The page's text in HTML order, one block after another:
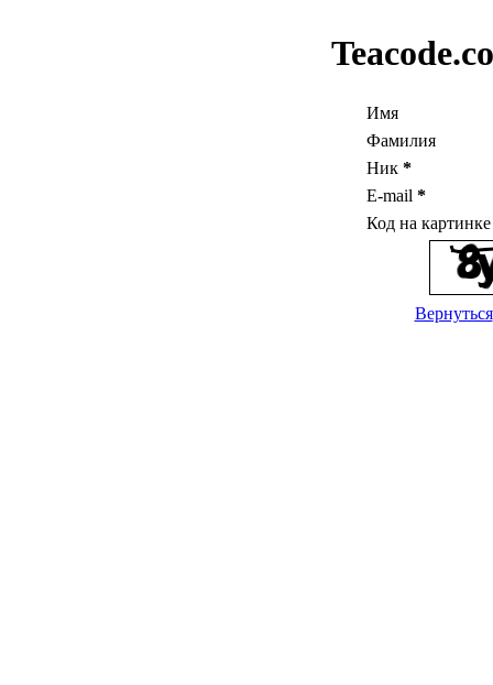
Имя
Фамилия
Ник *
E-mail *
Код на
Вернуться